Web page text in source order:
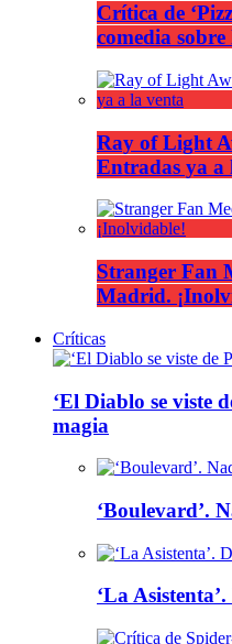
Crítica de
comedia
Ray of Light
Entradas ya a
Stranger Fan
Madrid.
Críticas
‘El Diablo se viste
magia
‘Boulevard’.
‘La